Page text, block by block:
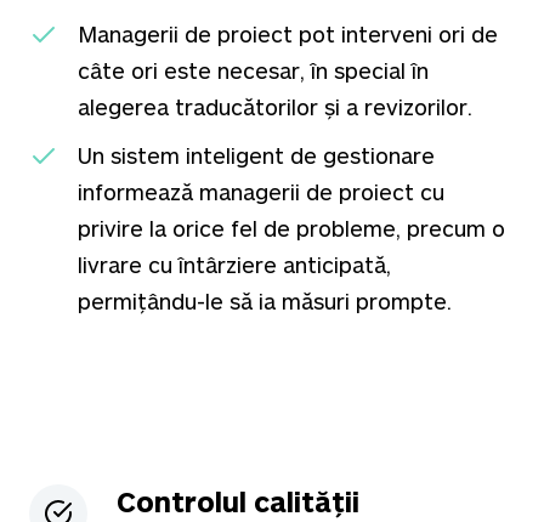
Managerii de proiect pot interveni ori de
câte ori este necesar, în special în
alegerea traducătorilor și a revizorilor.
Un sistem inteligent de gestionare
informează managerii de proiect cu
privire la orice fel de probleme, precum o
livrare cu întârziere anticipată,
permițându-le să ia măsuri prompte.
Controlul calității